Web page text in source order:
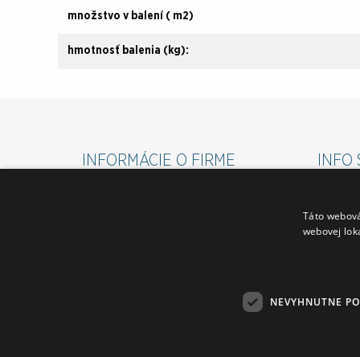
množstvo v balení ( m2)
hmotnosť balenia (kg):
INFORMÁCIE O FIRME INFO
Táto
webovej
NEVYHNUTNE